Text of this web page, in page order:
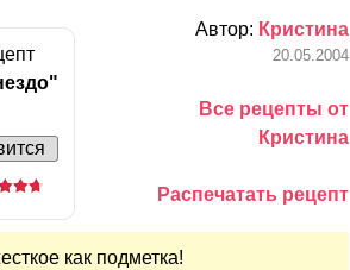
Автор: Кристина
20.05.2004
Все рецепты от
Кристина
Распечатать рецепт
как подметка!